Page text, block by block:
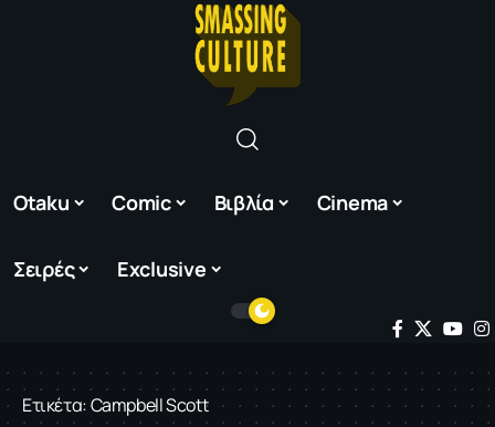
Otaku Comic Βιβλία Cinema
Σειρές Exclusive
Ετικέτα:Campbell Scott